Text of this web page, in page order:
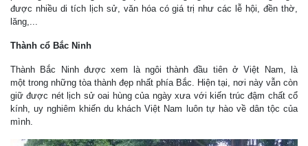
được nhiều di tích lịch sử, văn hóa có giá trị như các lễ hội, đền thờ,
lăng,...
Thành cổ Bắc Ninh
Thành Bắc Ninh được xem là ngôi thành đầu tiên ở Việt Nam, là
một trong những tòa thành đẹp nhất phía Bắc. Hiện tại, nơi này vẫn còn
giữ được nét lịch sử oai hùng của ngày xưa với kiến trúc đậm chất cổ
kính, uy nghiêm khiến du khách Việt Nam luôn tự hào về dân tộc của
mình.